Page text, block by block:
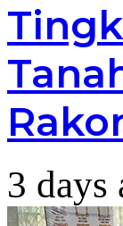
3 days